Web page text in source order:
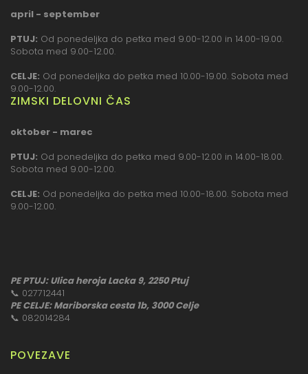
april - september
PTUJ: Od ponedeljka do petka med 9.00-12.00 in 14.00-19.00.
Sobota med 9.00-12.00.
CELJE: Od ponedeljka do petka med 10.00-19.00. Sobota med
9.00-12.00.
ZIMSKI DELOVNI ČAS
oktober - marec
PTUJ: Od ponedeljka do petka med 9.00-12.00 in 14.00-18.00.
Sobota med 9.00-12.00.
CELJE: Od ponedeljka do petka med 10.00-18.00. Sobota med
9.00-12.00.
PE PTUJ: Ulica heroja Lacka 9, 2250 Ptuj
📞 027712441
PE CELJE: Mariborska cesta 1b, 3000 Celje
📞 082014284
POVEZAVE